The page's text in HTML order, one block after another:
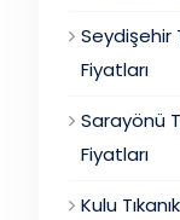
Seydişehir
Fiyatları
Sarayönü
Fiyatları
Kulu